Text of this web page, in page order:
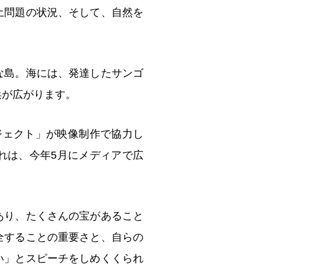
題の状況、そして、自然を
。海には、発達したサンゴ
広がります。
クト」が映像制作で協力し
は、今年5月にメディアで広
、たくさんの宝があること
ることの重要さと、自らの
とスピーチをしめくくられ